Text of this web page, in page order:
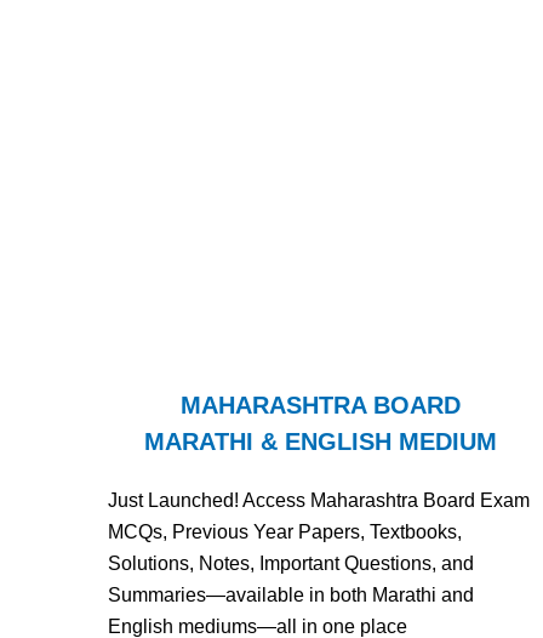
MAHARASHTRA BOARD
MARATHI & ENGLISH MEDIUM
Just Launched! Access Maharashtra Board Exam
MCQs, Previous Year Papers, Textbooks,
Solutions, Notes, Important Questions, and
Summaries—available in both Marathi and
English mediums—all in one place